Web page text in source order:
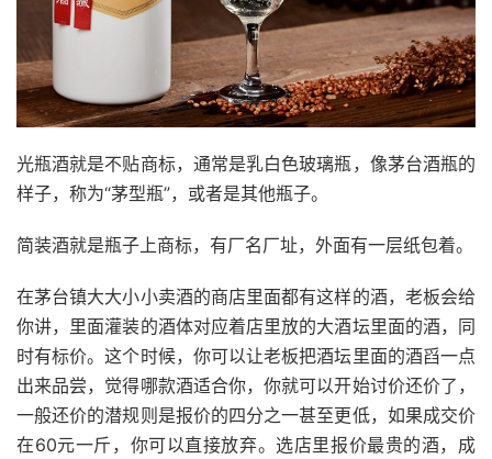
光瓶酒就是不贴商标，通常是乳白色玻璃瓶，像茅台酒瓶的
样子，称为“茅型瓶”，或者是其他瓶子。
简装酒就是瓶子上商标，有厂名厂址，外面有一层纸包着。
在茅台镇大大小小卖酒的商店里面都有这样的酒，老板会给
你讲，里面灌装的酒体对应着店里放的大酒坛里面的酒，同
时有标价。这个时候，你可以让老板把酒坛里面的酒舀一点
出来品尝，觉得哪款酒适合你，你就可以开始讨价还价了，
一般还价的潜规则是报价的四分之一甚至更低，如果成交价
在60元一斤，你可以直接放弃。选店里报价最贵的酒，成